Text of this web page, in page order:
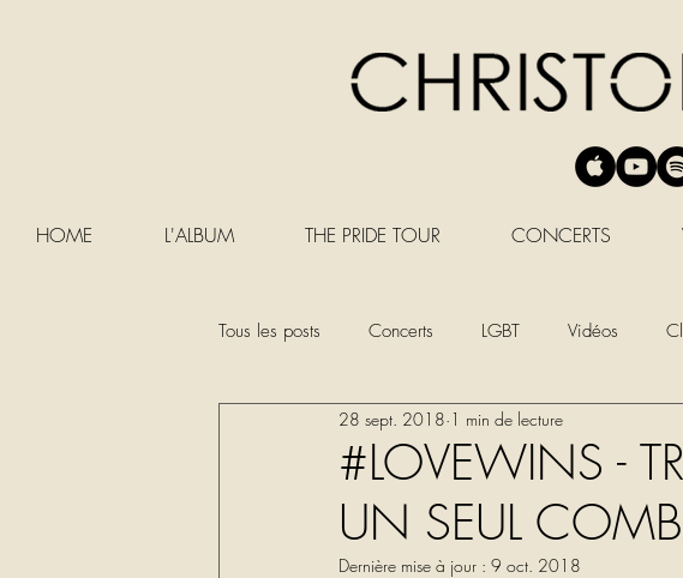
HOME L'ALBUM THE PRIDE TOUR CONCERTS
Tous les posts Concerts LGBT Vidéos
#LOVEWINS -
UN SEUL
28 sept. 2018 1 min de lecture
Dernière mise à jour : 9 oct. 2018